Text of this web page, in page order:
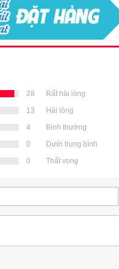
28
Rất hài lòng
13
Hài lòng
4
Bình thường
0
Dưới trung bình
0 Thất vọng